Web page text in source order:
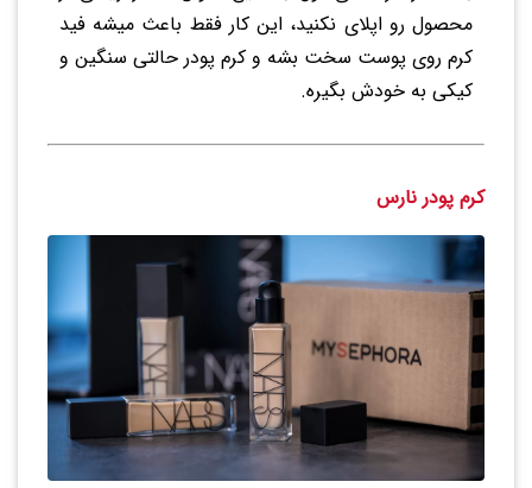
محصول رو اپلای نکنید، این کار فقط باعث میشه فید
کرم روی پوست سخت بشه و کرم پودر حالتی سنگین و
کیکی به خودش بگیره.
کرم پودر نارس